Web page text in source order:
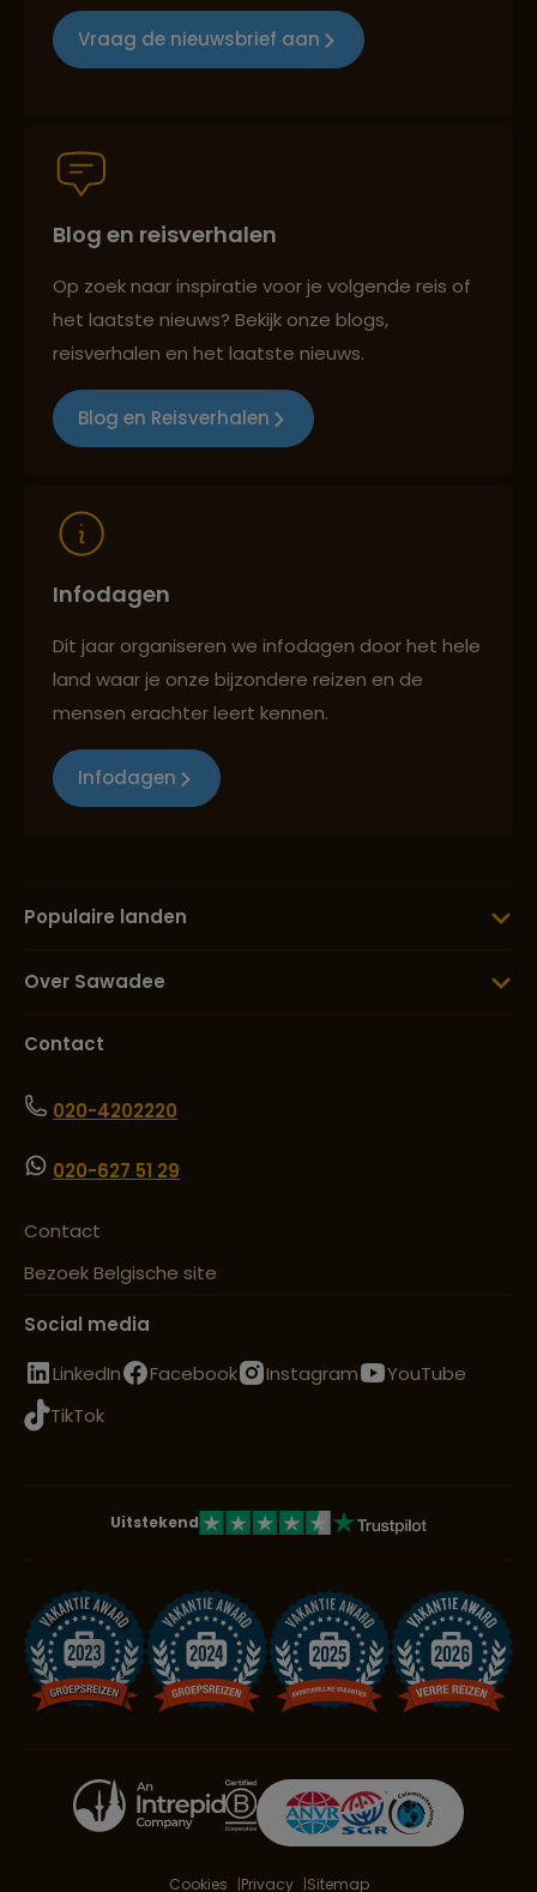
Reizen met oog voor mens, cultuur en milieu
Persoonlijk en deskundig reisadvies
Best beoordeelde reisroutes
Vraag de nieuwsbrief aan
Blog en reisverhalen
Op zoek naar inspiratie voor je volgende reis of
het laatste nieuws? Bekijk onze blogs,
reisverhalen en het laatste nieuws.
Blog en Reisverhalen
Infodagen
Dit jaar organiseren we infodagen door het hele
land waar je onze bijzondere reizen en de
mensen erachter leert kennen.
Infodagen
Populaire landen
Over Sawadee
Contact
020-4202220
020-627 51 29
Contact
Bezoek Belgische site
Social media
LinkedIn
Facebook Instagram
YouTube
TikTok
Uitstekend
Cookies Privacy Sitemap